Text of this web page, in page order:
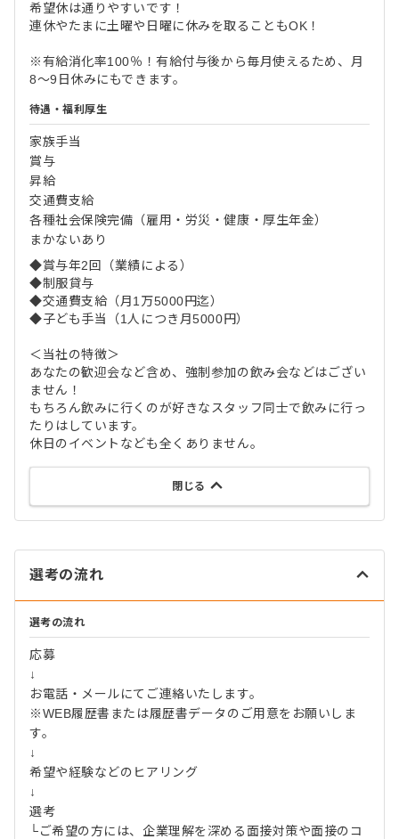
希望休は通りやすいです！
連休やたまに土曜や日曜に休みを取ることもOK！
※有給消化率100％！有給付与後から毎月使えるため、月
8～9日休みにもできます。
待遇・福利厚生
家族手当
賞与
昇給
交通費支給
各種社会保険完備（雇用・労災・健康・厚生年金）
まかないあり
◆賞与年2回（業績による）
◆制服貸与
◆交通費支給（月1万5000円迄）
◆子ども手当（1人につき月5000円）
＜当社の特徴＞
あなたの歓迎会など含め、強制参加の飲み会などはござい
ません！
もちろん飲みに行くのが好きなスタッフ同士で飲みに行っ
たりはしています。
休日のイベントなども全くありません。
閉じる
選考の流れ
選考の流れ
応募
↓
お電話・メールにてご連絡いたします。
※WEB履歴書または履歴書データのご用意をお願いしま
す。
↓
希望や経験などのヒアリング
↓
選考
└ご希望の方には、企業理解を深める面接対策や面接のコ